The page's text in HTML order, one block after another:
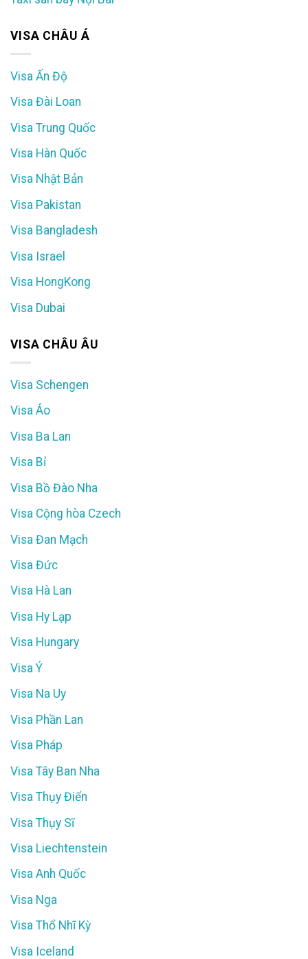
VISA CHÂU Á
Visa Ấn Độ
Visa Đài Loan
Visa Trung Quốc
Visa Hàn Quốc
Visa Nhật Bản
Visa Pakistan
Visa Bangladesh
Visa Israel
Visa HongKong
Visa Dubai
VISA CHÂU ÂU
Visa Schengen
Visa Áo
Visa Ba Lan
Visa Bỉ
Visa Bồ Đào Nha
Visa Cộng hòa Czech
Visa Đan Mạch
Visa Đức
Visa Hà Lan
Visa Hy Lạp
Visa Hungary
Visa Ý
Visa Na Uy
Visa Phần Lan
Visa Pháp
Visa Tây Ban Nha
Visa Thụy Điển
Visa Thụy Sĩ
Visa Liechtenstein
Visa Anh Quốc
Visa Nga
Visa Thổ Nhĩ Kỳ
Visa Iceland